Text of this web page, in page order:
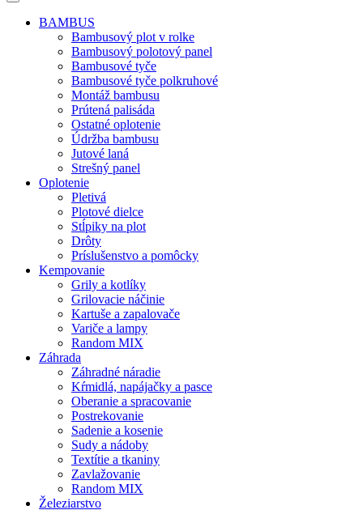
BAMBUS
Bambusový plot v rolke
Bambusový polotový panel
Bambusové tyče
Bambusové tyče polkruhové
Montáž bambusu
Prútená palisáda
Ostatné oplotenie
Údržba bambusu
Jutové laná
Strešný panel
Oplotenie
Pletivá
Plotové dielce
Stĺpiky na plot
Drôty
Príslušenstvo a pomôcky
Kempovanie
Grily a kotlíky
Grilovacie náčinie
Kartuše a zapalovače
Variče a lampy
Random MIX
Záhrada
Záhradné náradie
Kŕmidlá, napájačky a pasce
Oberanie a spracovanie
Postrekovanie
Sadenie a kosenie
Sudy a nádoby
Textítie a tkaniny
Zavlažovanie
Random MIX
Železiarstvo